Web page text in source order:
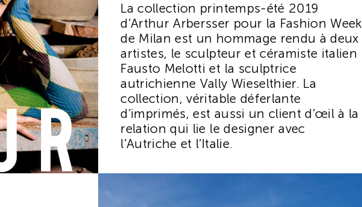
La collection printemps-été 2019
d’Arthur Arbersser pour la Fashion Week
de Milan est un hommage rendu à deux
artistes, le sculpteur et céramiste italien
Fausto Melotti et la sculptrice
autrichienne Vally Wieselthier. La
collection, véritable déferlante
d’imprimés, est aussi un client d’œil à la
relation qui lie le designer avec
l’Autriche et l’Italie.